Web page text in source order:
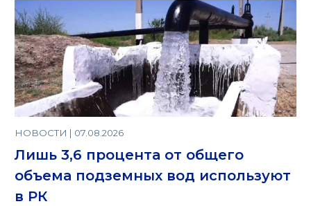
НОВОСТИ | 07.08.2026
Лишь 3,6 процента от общего
объема подземных вод используют
в РК